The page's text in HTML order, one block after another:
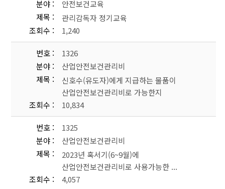
분야
안전보건교육
제목
관리감독자 정기교육
조회수
1,240
번호
1326
분야
산업안전보건관리비
제목
신호수(유도자)에게 지급하는 물품이
산업안전보건관리비로 가능한지
조회수
10,834
번호
1325
분야
산업안전보건관리비
제목
2023년 혹서기(6~9월)에
산업안전보건관리비로 사용가능한 ...
조회수
4,057